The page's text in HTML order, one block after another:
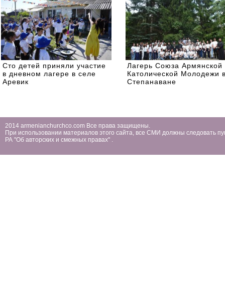
Сто детей приняли участие
в дневном лагере в селе
Аревик
Лагерь Союза Армянской
Католической Молодежи
Степанаване
2014 armenianchurchco.com Все права защищены.
При использовании материалов этого сайта, все СМИ должны следовать
РА ''Об авторских и смежных правах'' .